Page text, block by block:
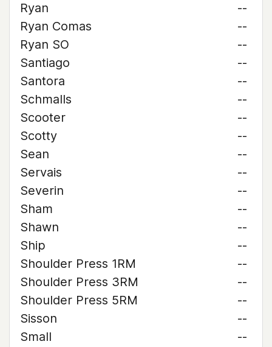
Ryan
--
Ryan Comas
--
Ryan SO
--
Santiago
--
Santora
--
Schmalls
--
Scooter
--
Scotty
--
Sean
--
Servais
--
Severin
--
Sham
--
Shawn
--
Ship
--
Shoulder Press 1RM
--
Shoulder Press 3RM
--
Shoulder Press 5RM
--
Sisson
--
Small
--